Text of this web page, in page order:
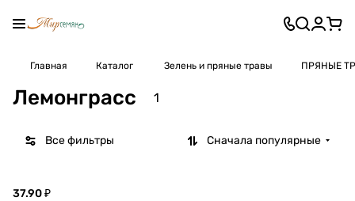
Главная Каталог Зелень и пряные травы ПРЯНЫЕ
Лемонграсс 1
Все фильтры Сначала популярные
37.90 ₽